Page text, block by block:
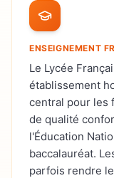
ENSEIGNEMENT
Le Lycée
établissement
central pour les
de qualité
l'Éducation
baccalauréat.
parfois rendre